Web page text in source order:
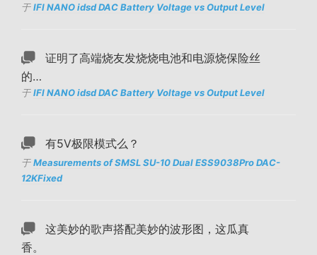
于IFI NANO idsd DAC Battery Voltage vs Output Level
证明了高端烧友发烧烧电池和电源烧保险丝
的…
于IFI NANO idsd DAC Battery Voltage vs Output Level
有5V极限模式么？
于Measurements of SMSL SU-10 Dual ESS9038Pro DAC-
12KFixed
这美妙的歌声搭配美妙的波形图，这瓜真
香。